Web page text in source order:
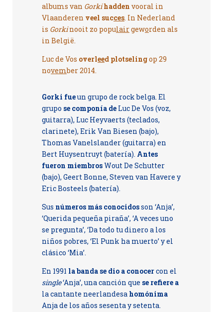
albums van Gorkihadden vooral in
Vlaanderen veel succes. In Nederland
is Gorkinooit zo populairgeworden als
in België.
Luc de Vos overleed plotselingop 29
november 2014.
Gorki fueun grupo de rock belga. El
grupo se componía de Luc De Vos (voz,
guitarra), Luc Heyvaerts (teclados,
clarinete), Erik Van Biesen (bajo),
Thomas Vanelslander (guitarra) en
Bert Huysentruyt (batería). Antes
fueron miembrosWout De Schutter
(bajo), Geert Bonne, Steven van Havere y
Eric Bosteels (batería).
Sus números más conocidosson ‘Anja’,
‘Querida pequeña piraña’, ‘A veces uno
se pregunta’, ‘Da todo tu dinero a los
niños pobres, ‘El Punk ha muerto’ y el
clásico ‘Mia’.
En 1991 la banda se dio a conocercon el
single‘Anja’, una canción que se refiere a
la cantante neerlandesahomónima
Anja de los años sesenta y setenta.